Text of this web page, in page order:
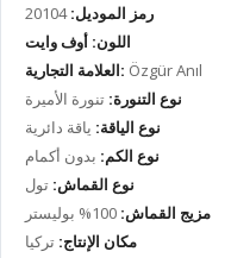
رمز الموديل:20104
اللون: أوف وايت
العلامة التجارية: Özgür Anıl
نوع التنورة: تنورة الأميرة
نوع الياقة: ياقة دائرية
نوع الكم: بدون أكمام
نوع القماش: تول
مزيج القماش: 100% بوليستر
مكان الإنتاج: تركيا